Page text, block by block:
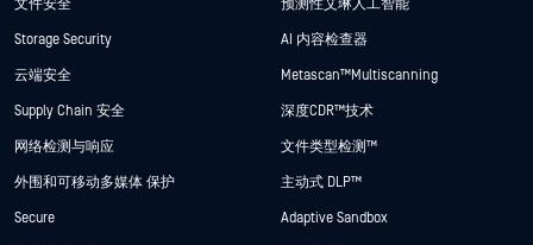
文件安全
Storage Security
云端安全
Supply Chain 安全
网络检测与响应
外围和可移动多媒体 保护
Secure
预测性艾琳人工智能
AI 内容检查器
Metascan™ Multiscanning
深度CDR™技术
文件类型检测™
主动式 DLP™
Adaptive Sandbox